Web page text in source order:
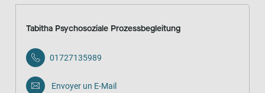
Tabitha Psychosoziale Prozessbegleitung
01727135989
Envoyer un E-Mail